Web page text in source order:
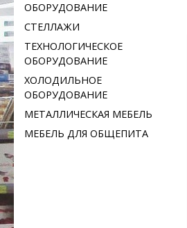
ОБОРУДОВАНИЕ
СТЕЛЛАЖИ
ТЕХНОЛОГИЧЕСКОЕ
ОБОРУДОВАНИЕ
ХОЛОДИЛЬНОЕ
ОБОРУДОВАНИЕ
МЕТАЛЛИЧЕСКАЯ МЕБЕЛЬ
МЕБЕЛЬ ДЛЯ ОБЩЕПИТА